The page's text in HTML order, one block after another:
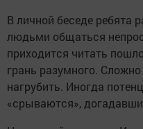
В личной беседе ребята
людьми общаться
приходится читать
грань разумного.
нагрубить. Иногда
«срываются»,